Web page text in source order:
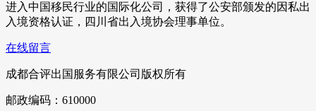
进入中国移民行业的国际化公司，获得了公安部颁发的因私出
入境资格认证，四川省出入境协会理事单位。
在线留言
成都合评出国服务有限公司版权所有
邮政编码：610000